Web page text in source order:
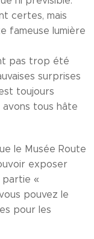
certes, mais
fameuse lumière
pas trop été
surprises
toujours
tous hâte
le Musée Route
exposer
partie «
pouvez le
pour les